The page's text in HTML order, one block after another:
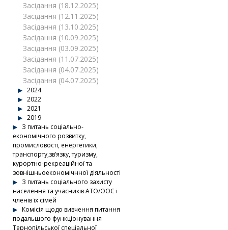
Засідання (18.12.2025)
Засідання (12.11.2025)
Засідання (13.10.2025)
Засідання (10.09.2025)
Засідання (03.09.2025)
Засідання (11.07.2025)
Засідання (04.07.2025)
Засідання (04.07.2025)
2024
2022
2021
2019
З питань соціально-
економічного розвитку,
промисловості, енергетики,
транспорту,зв’язку, туризму,
курортно-рекреаційної та
зовнішньоекономічнної діяльності
З питань соціального захисту
населення та учасників АТО/ООС і
членів їх сімей
Комісія щодо вивчення питання
подальшого функціонування
Тернопільської спеціальної